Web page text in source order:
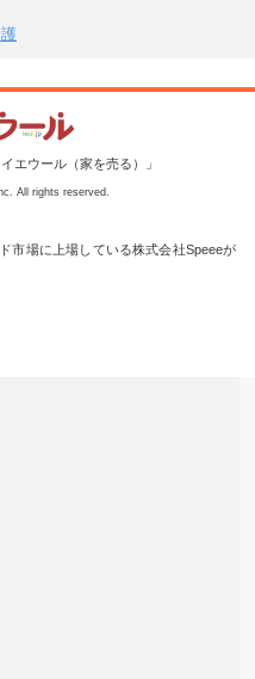
エウール（家を売る）」
All rights reserved.
市場に上場している株式会社Speeeが